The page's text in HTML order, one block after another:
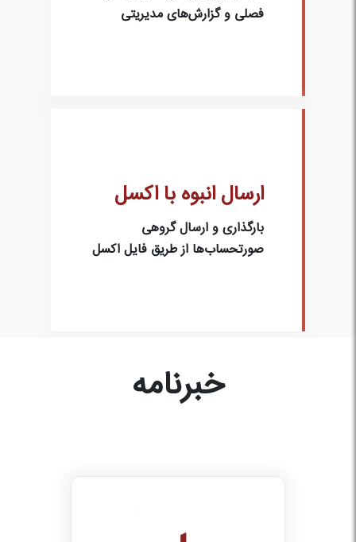
فصلی و گزارش‌های مدیریتی
ارسال انبوه با اکسل
بارگذاری و ارسال گروهی
صورتحساب‌ها از طریق فایل اکسل
خبرنامه